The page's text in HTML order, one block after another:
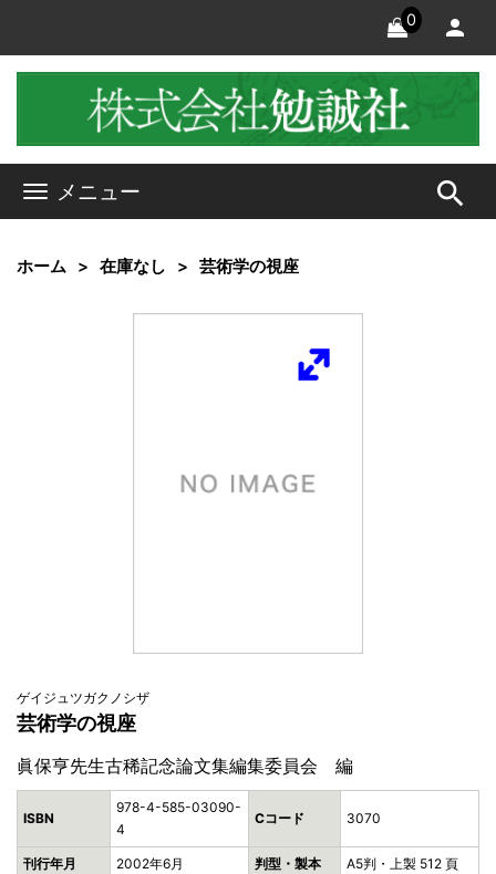
0
メニュー search
ホーム 在庫なし 芸術学の視座
ゲイジュツガクノシザ
芸術学の視座
眞保亨先生古稀記念論文集編集委員会 編
ISBN
978-4-585-03090-
4
Cコード 3070
刊行年月 2002年6月 判型・製本 A5判・上製 512 頁